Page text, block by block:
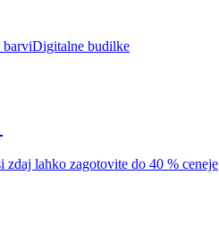
barviDigitalne budilke
lahko zagotovite do 40 % ceneje